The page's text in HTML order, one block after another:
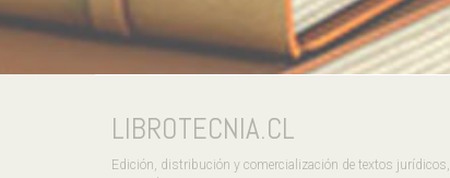
LIBROTECNIA.CL
Edición, distribución y comercialización de textos jurídicos,